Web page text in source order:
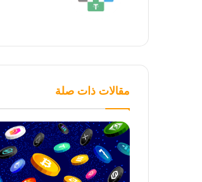
مقالات ذات صلة